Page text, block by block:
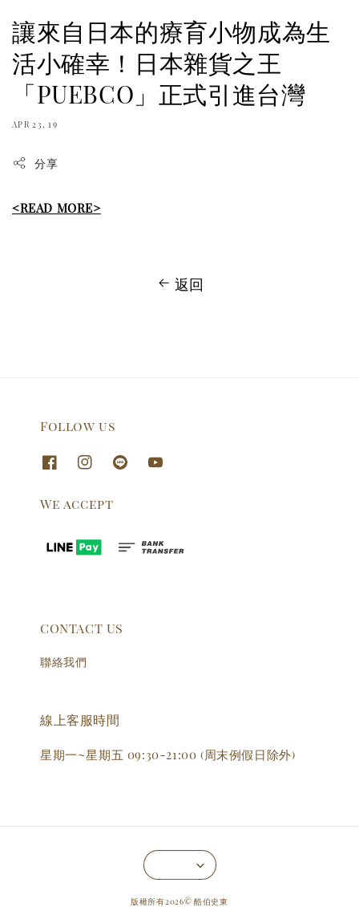
讓來自日本的療育小物成為生
活小確幸！日本雜貨之王
「PUEBCO」正式引進台灣
APR 23, 19
分享
<READ MORE>
返回
Follow us
We accept
CONTACT US
聯絡我們
線上客服時間
星期一~星期五 09:30-21:00 (周末例假日除外)
版權所有2026© 酷伯史東